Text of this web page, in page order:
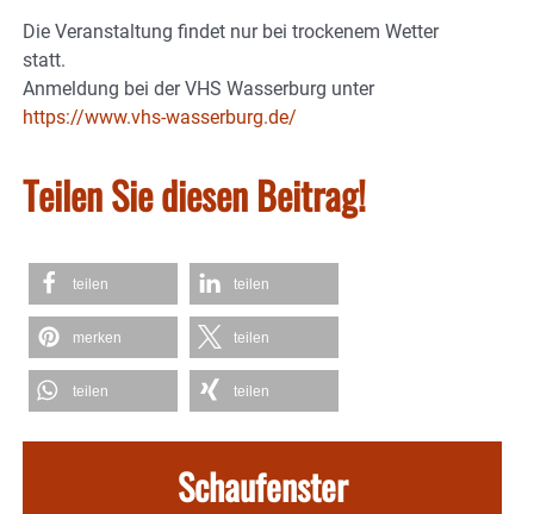
Die Veranstaltung findet nur bei trockenem Wetter
statt.
Anmeldung bei der VHS Wasserburg unter
https://www.vhs-wasserburg.de/
Teilen Sie diesen Beitrag!
teilen teilen
merken teilen
teilen teilen
Schaufenster